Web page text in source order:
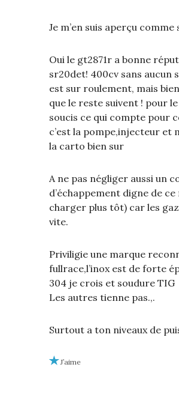
Je m’en suis aperçu comme
Oui le gt2871r a bonne
sr20det! 400cv sans aucun
est sur roulement, mais
que le reste suivent ! pour le
soucis ce qui compte pour
c’est la pompe,injecteur et
la carto bien sur
A ne pas négliger aussi un
d’échappement digne de ce
charger plus tôt) car les
vite.
Priviligie une marque
fullrace,l’inox est de forte
304 je crois et soudure TIG
Les autres tienne pas.,.
Surtout a ton niveaux de
J’aime